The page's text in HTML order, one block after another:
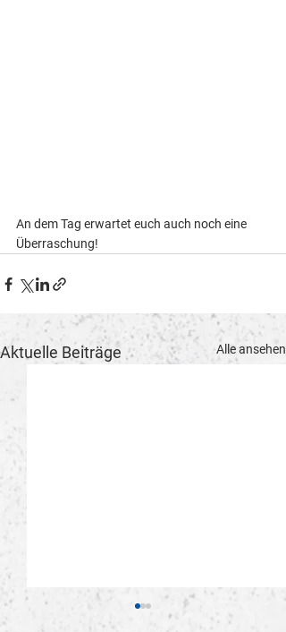
An dem Tag erwartet euch auch noch eine
Überraschung!
Aktuelle Beiträge Alle ansehen